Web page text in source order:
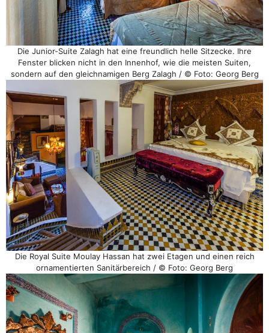
Die Junior-Suite Zalagh hat eine freundlich helle Sitzecke. Ihre
Fenster blicken nicht in den Innenhof, wie die meisten Suiten,
sondern auf den gleichnamigen Berg Zalagh / © Foto: Georg Berg
Die Royal Suite Moulay Hassan hat zwei Etagen und einen reich
ornamentierten Sanitärbereich / © Foto: Georg Berg